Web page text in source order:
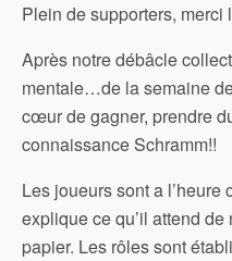
Plein de supporters, merci
Après notre débâcle
mentale…de la semaine
cœur de gagner, prendre
connaissance Schramm!!
Les joueurs sont a
explique ce qu’il attend
papier. Les rôles sont